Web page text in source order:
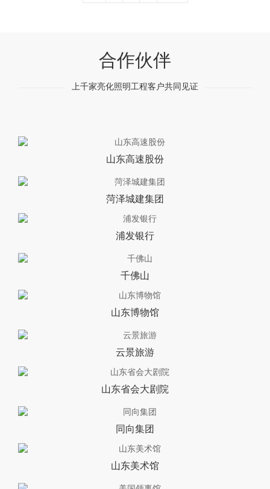
合作伙伴
上千家亮化照明工程客户共同见证
山东高速股份
菏泽城建集团
浦发银行
千佛山
山东博物馆
云景旅游
山东省会大剧院
同向集团
山东美术馆